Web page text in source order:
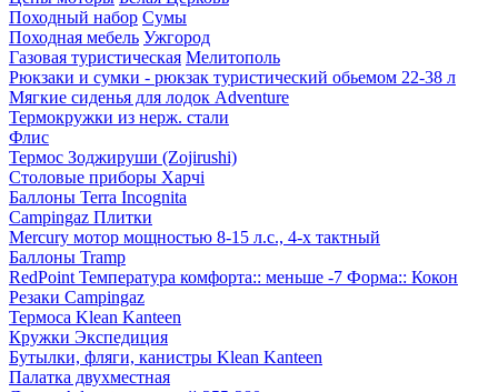
Походный набор Сумы
Походная мебель Ужгород
Газовая туристическая Мелитополь
Рюкзаки и сумки - рюкзак туристический обьемом 22-38 л
Мягкие сиденья для лодок Adventure
Термокружки из нерж. стали
Флис
Термос Зоджируши (Zojirushi)
Столовые приборы Харчі
Баллоны Terra Incognita
Campingaz Плитки
Mercury мотор мощностью 8-15 л.с., 4-х тактный
Баллоны Tramp
RedPoint Температура комфорта:: меньше -7 Форма:: Кокон
Резаки Campingaz
Термоса Klean Kanteen
Кружки Экспедиция
Бутылки, фляги, канистры Klean Kanteen
Палатка двухместная